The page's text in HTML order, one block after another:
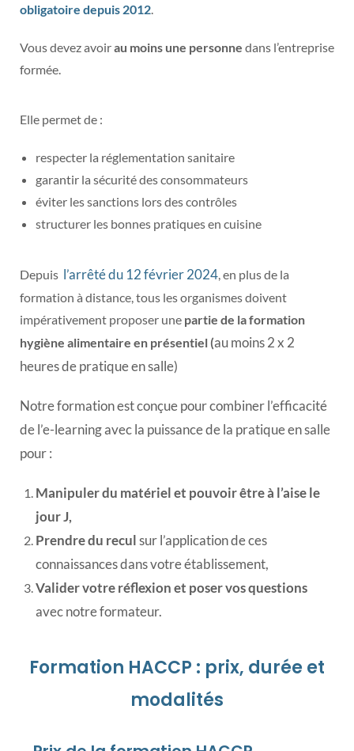
obligatoire depuis 2012.
Vous devez avoirau moins une personne dans l’entreprise
formée.
Elle permet de :
respecter la réglementation sanitaire
garantir la sécurité des consommateurs
éviter les sanctions lors des contrôles
structurer les bonnes pratiques en cuisine
Depuis l’arrêté du 12 février 2024, en plus de la
formation à distance, tous les organismes doivent
impérativement proposer une partie de la formation
hygiène alimentaire en présentiel (au moins 2 x 2
heures de pratique en salle)
Notre formation est conçue pour combiner l’efficacité
de l’e-learning avec la puissance de la pratique en salle
pour:
Manipuler du matériel et pouvoir être à l’aise le
jour J,
Prendre du reculsur l’application de ces
connaissances dans votre établissement,
Valider votre réflexion et poser vos questions
avec notre formateur.
Formation HACCP : prix, durée et
modalités